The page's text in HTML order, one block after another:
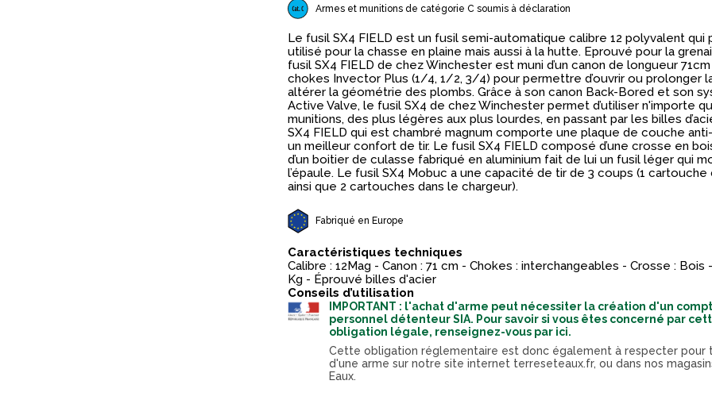
Armes et munitions de catégorie C soumis à déclaration
Le fusil SX4 FIELD est un fusil semi-automatique calibre 12 polyvalent qui
utilisé pour la chasse en plaine mais aussi à la hutte. Eprouvé pour la
fusil SX4 FIELD de chez Winchester est muni d’un canon de longueur
chokes Invector Plus (1/4, 1/2, 3/4) pour permettre d’ouvrir ou prolonger
altérer la géométrie des plombs. Grâce à son canon Back-Bored et son
Active Valve, le fusil SX4 de chez Winchester permet d’utiliser n'importe
munitions, des plus légères aux plus lourdes, en passant par les billes
SX4 FIELD qui est chambré magnum comporte une plaque de couche
un meilleur confort de tir. Le fusil SX4 FIELD composé d’une crosse en
d’un boitier de culasse fabriqué en aluminium fait de lui un fusil léger qui
l’épaule. Le fusil SX4 Mobuc a une capacité de tir de 3 coups (1 cartouche
ainsi que 2 cartouches dans le chargeur).
Fabriqué en Europe
Caractéristiques techniques
Calibre : 12Mag - Canon : 71 cm - Chokes : interchangeables - Crosse : Bois
Kg - Éprouvé billes d'acier
Conseils d’utilisation
IMPORTANT : l'achat d'arme peut nécessiter la création d'un
personnel détenteur SIA. Pour savoir si vous êtes concerné par
obligation légale, renseignez-vous par ici.
Cette obligation réglementaire est donc également à respecter pour
d'une arme sur notre site internet terreseteaux.fr, ou dans nos
Eaux.